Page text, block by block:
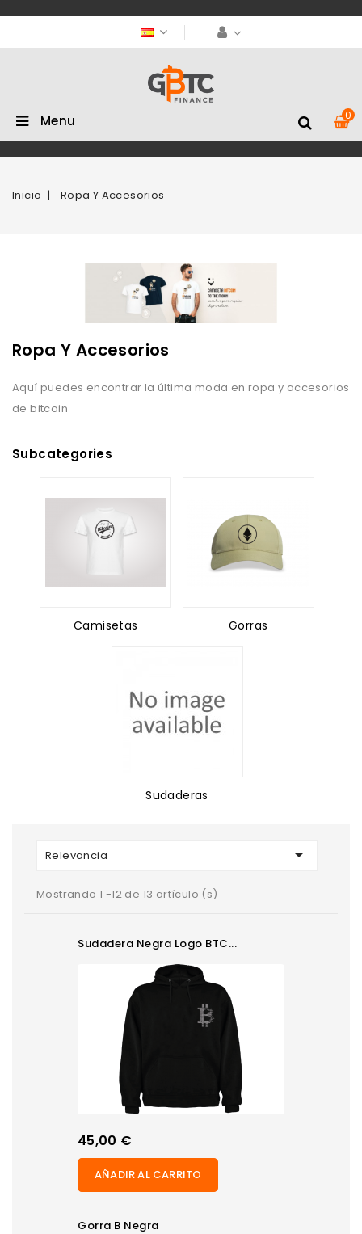
0
Menu
Inicio Ropa Y Accesorios
Ropa Y Accesorios
Aquí puedes encontrar la última moda en ropa y accesorios
de bitcoin
Subcategories
Camisetas Gorras
Sudaderas
Relevancia 
Mostrando 1 -12 de 13 artículo (s)
Sudadera Negra Logo BTC...
Precio
45,00 €
AÑADIR AL CARRITO
Gorra B Negra